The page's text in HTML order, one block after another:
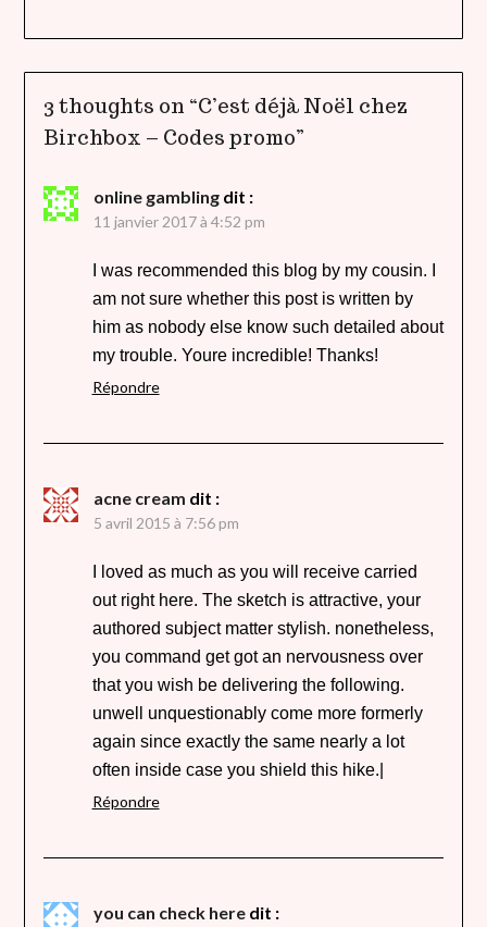
3 thoughts on “C’est déjà Noël chez
Birchbox – Codes promo”
online gambling dit :
11 janvier 2017 à 4:52 pm
I was recommended this blog by my cousin. I
am not sure whether this post is written by
him as nobody else know such detailed about
my trouble. Youre incredible! Thanks!
Répondre
acne cream dit :
5 avril 2015 à 7:56 pm
I loved as much as you will receive carried
out right here. The sketch is attractive, your
authored subject matter stylish. nonetheless,
you command get got an nervousness over
that you wish be delivering the following.
unwell unquestionably come more formerly
again since exactly the same nearly a lot
often inside case you shield this hike.|
Répondre
you can check here dit :